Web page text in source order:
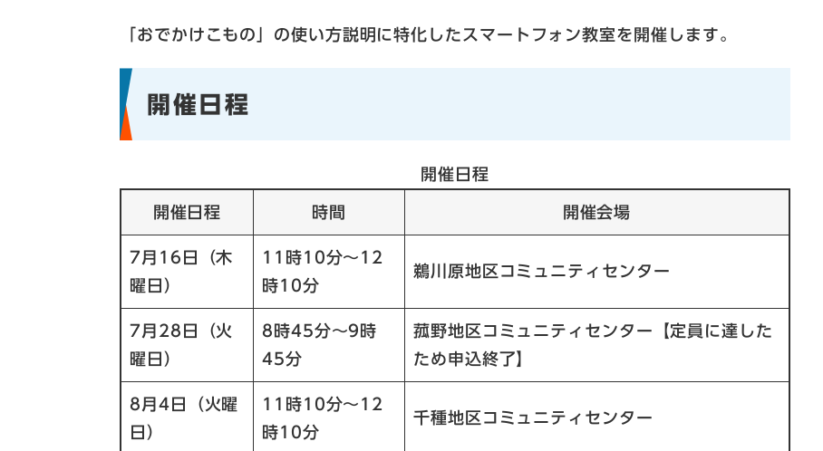
「おでかけこもの」の使い方説明に特化したスマートフォン教室を開催します。
開催日程
開催日程
開催日程 時間 開催会場
7月16日（木
曜日）
11時10分～12
時10分
鵜川原地区コミュニティセンター
7月28日（火
曜日）
8時45分～9時
45分
菰野地区コミュニティセンター【定員に達した
ため申込終了】
8月4日（火曜
日）
11時10分～12
時10分
千種地区コミュニティセンター